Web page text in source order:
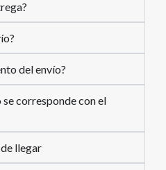
del envío?
corresponde con el
llegar